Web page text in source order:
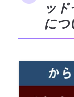
ッ
につ